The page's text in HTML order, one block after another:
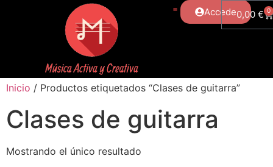
Accede0,00 € 0
Inicio / Productos etiquetados “Clases de guitarra”
Clases de guitarra
Mostrando el único resultado